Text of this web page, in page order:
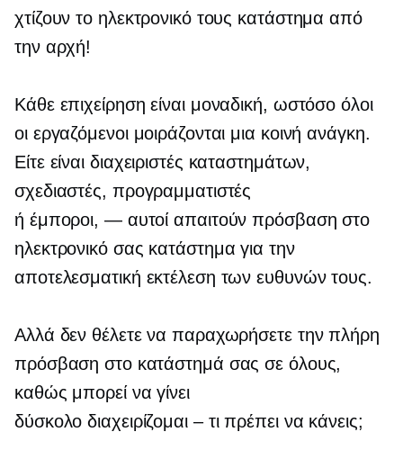
χτίζουν το ηλεκτρονικό τους κατάστημα από
την αρχή!
Κάθε επιχείρηση είναι μοναδική, ωστόσο όλοι
οι εργαζόμενοι μοιράζονται μια κοινή ανάγκη.
Είτε είναι διαχειριστές καταστημάτων,
σχεδιαστές, προγραμματιστές
ή έμποροι, — αυτοίαπαιτούν πρόσβαση στο
ηλεκτρονικό σας κατάστημα για την
αποτελεσματική εκτέλεση των ευθυνών τους.
Αλλά δεν θέλετε να παραχωρήσετε την πλήρη
πρόσβαση στο κατάστημά σας σε όλους,
καθώς μπορεί να γίνει
δύσκολοδιαχειρίζομαι – τιπρέπει να κάνεις;